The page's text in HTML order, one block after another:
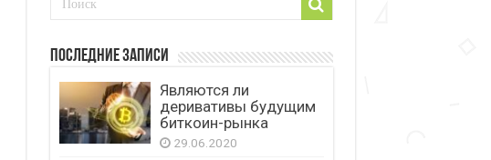
Последние записи
Являются ли
деривативы будущим
биткоин-рынка
29.06.2020